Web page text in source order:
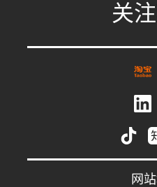
关
网
祝女士
0631-